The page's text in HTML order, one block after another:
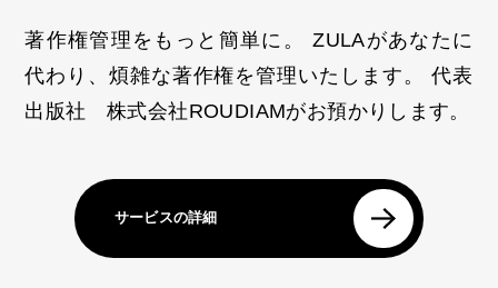
著作権管理をもっと簡単に。
ZULAがあなたに
代わり、煩雑な著作権を管理いたします。
代表
出版社 株式会社ROUDIAMがお預かりします。
サービスの詳細